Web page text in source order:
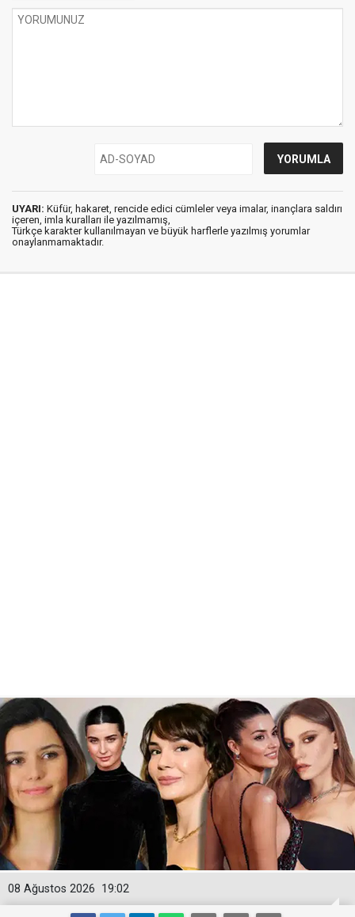
UYARI: Küfür, hakaret, rencide edici cümleler veya imalar, inançlara saldırı
içeren, imla kuralları ile yazılmamış,
Türkçe karakter kullanılmayan ve büyük harflerle yazılmış yorumlar
onaylanmamaktadır.
19:02
08 Ağustos 2026